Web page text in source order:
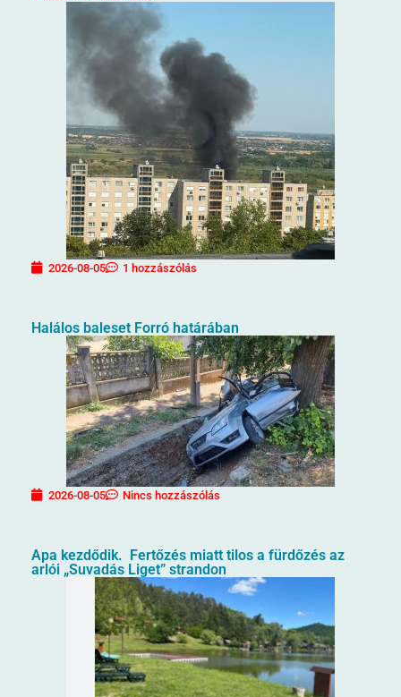
2026-08-05 1 hozzászólás
Halálos baleset Forró határában
2026-08-05 Nincs hozzászólás
Apa kezdődik. Fertőzés miatt tilos a fürdőzés az
arlói „Suvadás Liget” strandon